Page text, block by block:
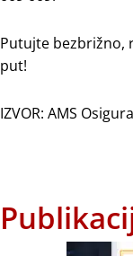
Putujte bezbrižno,
put!
IZVOR: AMS